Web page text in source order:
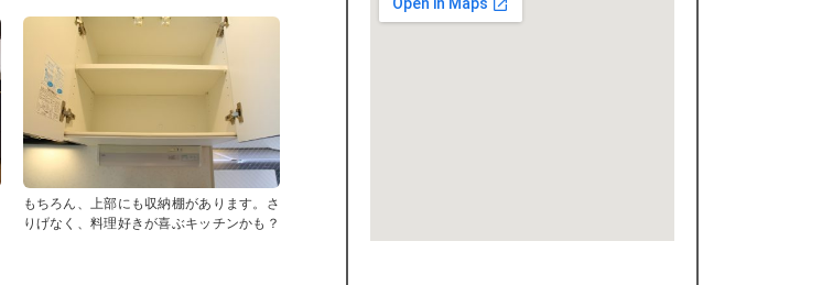
もちろん、上部にも収納棚があります。さ
りげなく、料理好きが喜ぶキッチンかも？